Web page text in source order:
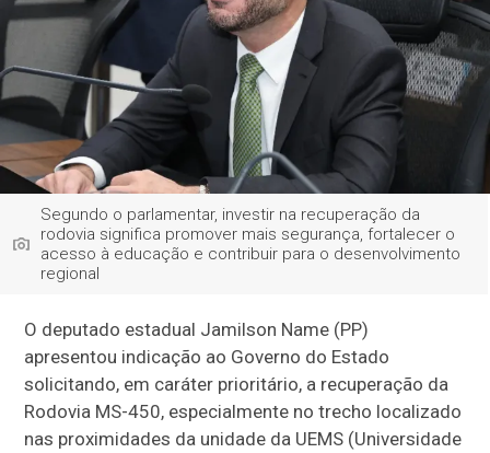
Segundo o parlamentar, investir na recuperação da
rodovia significa promover mais segurança, fortalecer o
acesso à educação e contribuir para o desenvolvimento
regional
O deputado estadual Jamilson Name (PP)
apresentou indicação ao Governo do Estado
solicitando, em caráter prioritário, a recuperação da
Rodovia MS-450, especialmente no trecho localizado
nas proximidades da unidade da UEMS (Universidade